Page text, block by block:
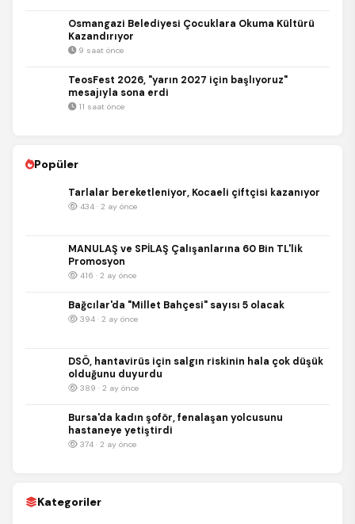
Osmangazi Belediyesi Çocuklara Okuma Kültürü
Kazandırıyor
9 saat önce
TeosFest 2026, "yarın 2027 için başlıyoruz"
mesajıyla sona erdi
11 saat önce
Popüler
Tarlalar bereketleniyor, Kocaeli çiftçisi kazanıyor
434 · 2 ay önce
MANULAŞ ve SPİLAŞ Çalışanlarına 60 Bin TL'lik
Promosyon
416 · 2 ay önce
Bağcılar'da "Millet Bahçesi" sayısı 5 olacak
394 · 2 ay önce
DSÖ, hantavirüs için salgın riskinin hala çok düşük
olduğunu duyurdu
389 · 2 ay önce
Bursa'da kadın şoför, fenalaşan yolcusunu
hastaneye yetiştirdi
374 · 2 ay önce
Kategoriler